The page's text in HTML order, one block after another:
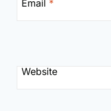
Email *
Website